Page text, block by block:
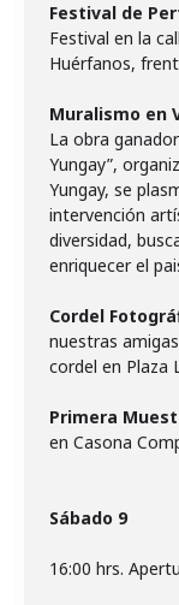
Festival de
Festival en la
Huérfanos,
Muralismo en
La obra
Yungay”,
Yungay, se
intervención
diversidad,
enriquecer el
Cordel
nuestras
cordel en Plaza
Primera
en Casona
Sábado 9
16:00 hrs.